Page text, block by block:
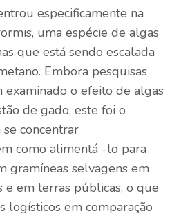
especificamente na
uma espécie de algas
que está sendo escalada
Embora pesquisas
examinado o efeito de algas
de gado, este foi o
concentrar
como alimentá -lo para
gramíneas selvagens em
e em terras públicas, o que
logísticos em comparação